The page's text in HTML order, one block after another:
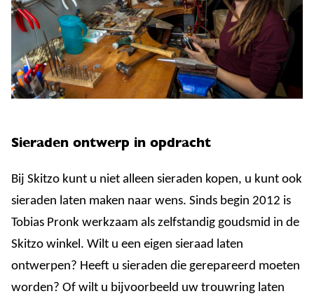
Sieraden ontwerp in opdracht
Bij Skitzo kunt u niet alleen sieraden kopen, u kunt ook
sieraden laten maken naar wens. Sinds begin 2012 is
Tobias Pronk werkzaam als zelfstandig goudsmid in de
Skitzo winkel. Wilt u een eigen sieraad laten
ontwerpen? Heeft u sieraden die gerepareerd moeten
worden? Of wilt u bijvoorbeeld uw trouwring laten